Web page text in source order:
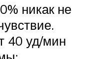
никак не
40 уд/мин